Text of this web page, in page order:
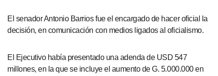
El senador Antonio Barrios fue el encargado de hacer oficial la
decisión, en comunicación con medios ligados al oficialismo.
El Ejecutivo había presentado una adenda de USD 547
millones, en la que se incluye el aumento de G. 5.000.000 en